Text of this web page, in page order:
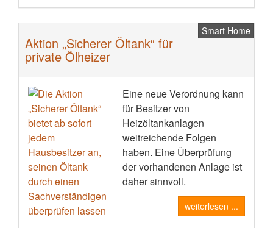
Smart Home
Aktion „Sicherer Öltank“ für
private Ölheizer
Eine neue Verordnung kann
für Besitzer von
Heizöltankanlagen
weitreichende Folgen
haben. Eine Überprüfung
der vorhandenen Anlage ist
daher sinnvoll.
weiterlesen ...